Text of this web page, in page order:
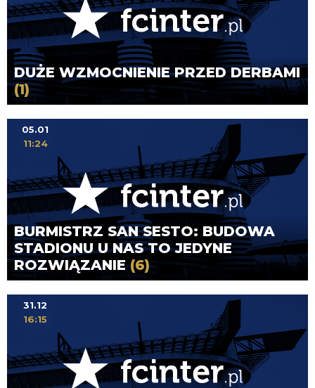
DUŻE WZMOCNIENIE PRZED DERBAMI
(1)
BURMISTRZ SAN SESTO: BUDOWA
STADIONU U NAS TO JEDYNE
ROZWIĄZANIE(6)
05.01
11:24
31.12
16:15